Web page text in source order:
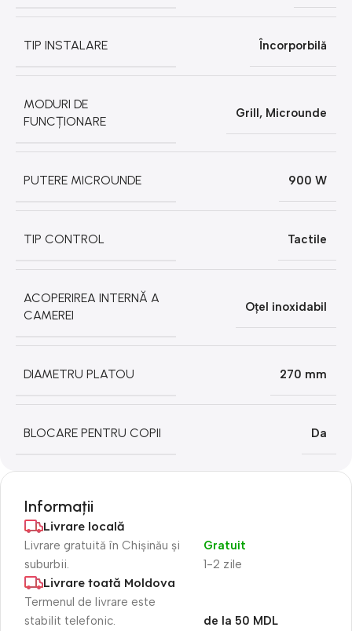
TIP INSTALARE Încorporbilă
MODURI DE
FUNCȚIONARE
Grill, Microunde
PUTERE MICROUNDE 900 W
TIP CONTROL Tactile
ACOPERIREA INTERNĂ A
CAMEREI
Oțel inoxidabil
DIAMETRU PLATOU 270 mm
BLOCARE PENTRU COPII Da
Informații
Livrare locală
Livrare gratuită în Chișinău și
suburbii.
1-2 zile
Gratuit
Livrare toată Moldova
Termenul de livrare este
stabilit telefonic.
de la 50 MDL